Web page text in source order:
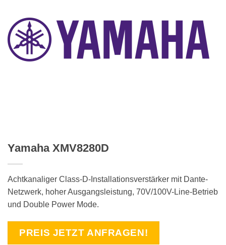
Yamaha XMV8280D
Achtkanaliger Class-D-Installationsverstärker mit Dante-
Netzwerk, hoher Ausgangsleistung, 70V/100V-Line-Betrieb
und Double Power Mode.
PREIS JETZT ANFRAGEN!